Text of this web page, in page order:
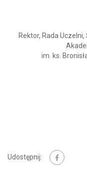
Rektor, Rada
im. ks.
Udostępnij: